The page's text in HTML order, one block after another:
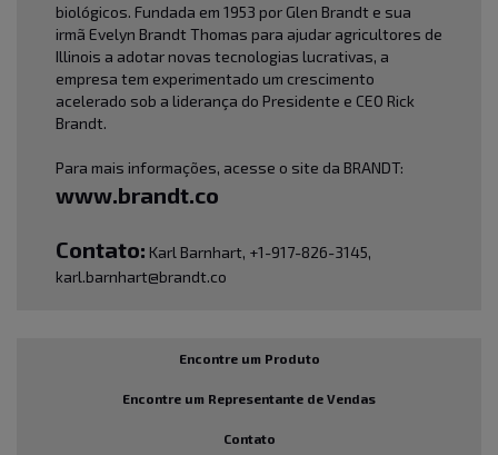
biológicos. Fundada em 1953 por Glen Brandt e sua
irmã Evelyn Brandt Thomas para ajudar agricultores de
Illinois a adotar novas tecnologias lucrativas, a
empresa tem experimentado um crescimento
acelerado sob a liderança do Presidente e CEO Rick
Brandt.
Para mais informações, acesse o site da BRANDT:
www.brandt.co
Contato: Karl Barnhart, +1-917-826-3145,
karl.barnhart@brandt.co
Encontre um Produto
Encontre um Representante de Vendas
Contato